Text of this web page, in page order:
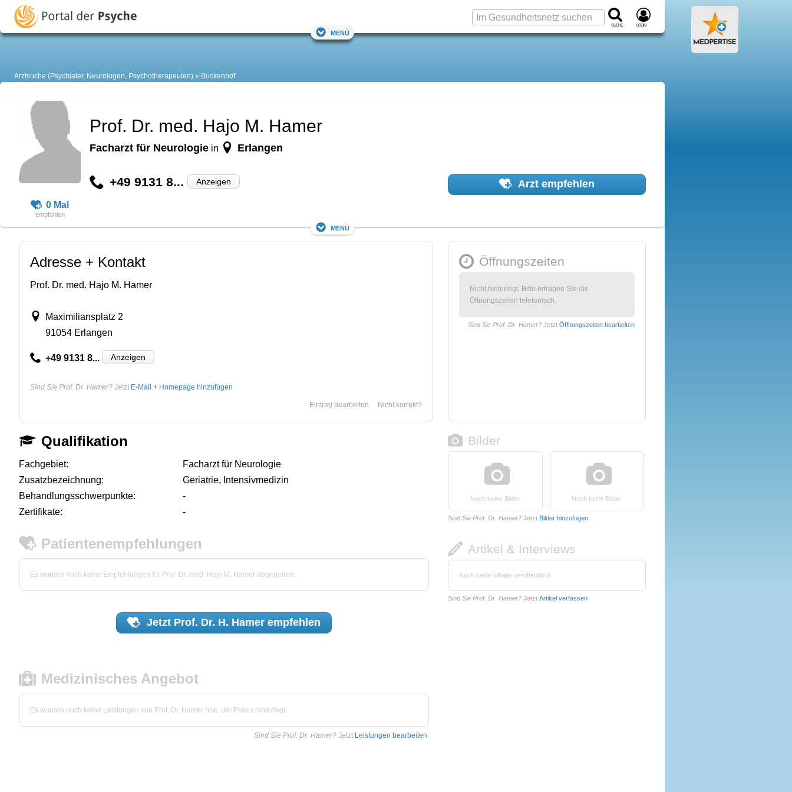
Suche Login
Menü
Arztsuche (Psychiater, Neurologen, Psychotherapeuten) Buckenhof
0 Mal
Prof. Dr. med. Hajo M. Hamer
Facharzt für Neurologie in Erlangen
+49 9131 8... Anzeigen Arzt empfehlen
Menü
Adresse + Kontakt
Prof. Dr. med. Hajo M. Hamer
Maximiliansplatz 2
91054 Erlangen
+49 9131 8... Anzeigen
Sind Sie Prof. Dr. Hamer? Jetzt E-Mail + Homepage hinzufügen
Nicht korrekt?
Eintrag bearbeiten
Öffnungszeiten
Nicht hinterlegt. Bitte erfragen Sie die
Öffnungszeiten telefonisch.
Sind Sie Prof. Dr. Hamer? Jetzt Öffnungszeiten bearbeiten
Qualifikation
Fachgebiet:
Facharzt für Neurologie
Zusatzbezeichnung:
Geriatrie, Intensivmedizin
Behandlungsschwerpunkte:
-
Zertifikate:
-
Patientenempfehlungen
Es wurden noch keine Empfehlungen für Prof. Dr. med. Hajo M. Hamer abgegeben.
Jetzt Prof. Dr. H. Hamer empfehlen
Medizinisches Angebot
Es wurden noch keine Leistungen von Prof. Dr. Hamer bzw. der Praxis hinterlegt.
Sind Sie Prof. Dr. Hamer? Jetzt Leistungen bearbeiten.
Bilder
Noch keine Bilder Noch keine Bilder
Sind Sie Prof. Dr. Hamer? Jetzt Bilder hinzufügen
Artikel & Interviews
Noch keine Inhalte veröffentlicht
Sind Sie Prof. Dr. Hamer? Jetzt Artikel verfassen